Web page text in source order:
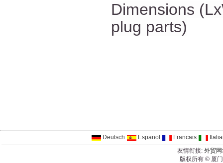
Dimensions
plug parts)
Deutsch Espanol Francais
友情衔接: 外贸
版权所有 © 厦